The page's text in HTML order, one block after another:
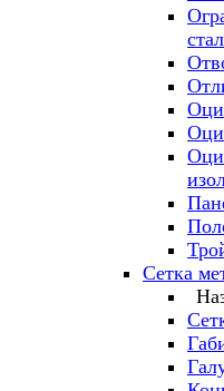
Сетка